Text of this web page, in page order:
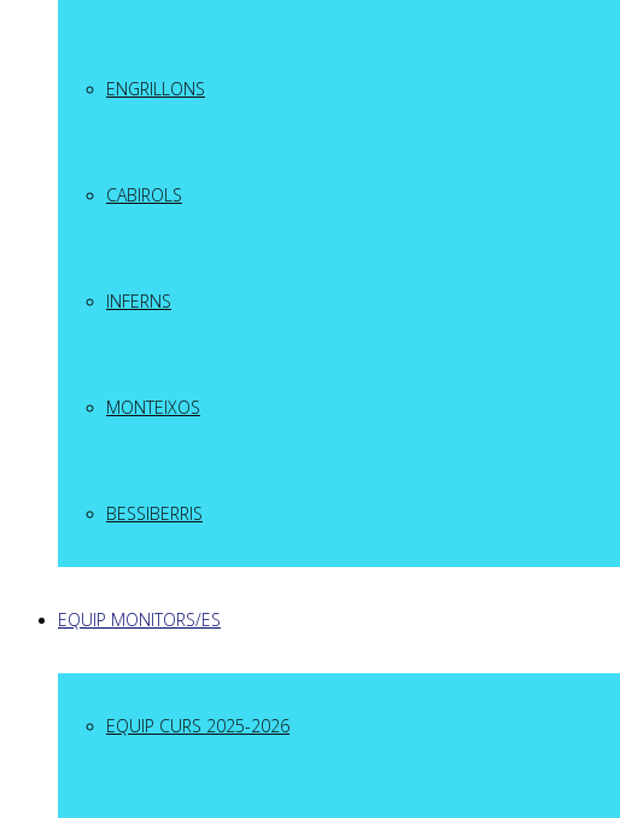
ENGRILLONS
CABIROLS
INFERNS
MONTEIXOS
BESSIBERRIS
EQUIP MONITORS/ES
EQUIP CURS 2025-2026